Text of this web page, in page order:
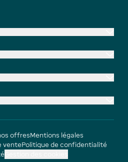
offresMentions légales
ventePolitique de confidentialité